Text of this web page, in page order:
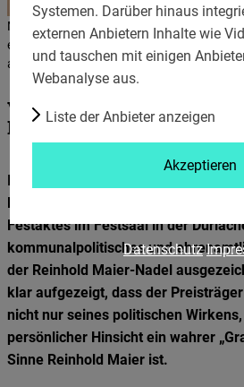
Manfred Will wurde in Karlsruhe für sein
ehrenamtliches Engagement mit der
ausgezeichnet © Reinhold-Maier-Stiftung
Verleihung der Reinhold-
Manfred Will
Im Mai wurde der ehemalige
Eggenstein-Leopoldshafen, Manfred
Festaktes im Festsaal in der
kommunalpolitisches und
der Reinhold Maier-Nadel
klar aufgezeigt, dass der
nicht nur seines politischen
persönlicher Hinsicht ein wahrer
Sinne Reinhold Maier ist.
Systemen. Darüber hinaus
externen Anbietern Inhalte wie
und tauschen mit einigen
Webanalyse aus.
Liste der Anbieter anzeigen
Facebook
Embed
/
Facebook
Connect,
Google
Maps
Facebook
Embed
/
Facebook
Connect
Embed
Youtube
Embed
Google
Maps
Akzeptieren
Datenschutz